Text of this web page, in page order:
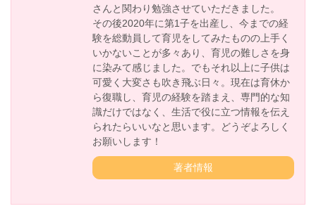
さんと関わり勉強させていただきました。
その後2020年に第1子を出産し、今までの経
験を総動員して育児をしてみたものの上手く
いかないことが多々あり、育児の難しさを身
に染みて感じました。でもそれ以上に子供は
可愛く大変さも吹き飛ぶ日々。現在は育休か
ら復職し、育児の経験を踏まえ、専門的な知
識だけではなく、生活で役に立つ情報を伝え
られたらいいなと思います。どうぞよろしく
お願いします！
著者情報